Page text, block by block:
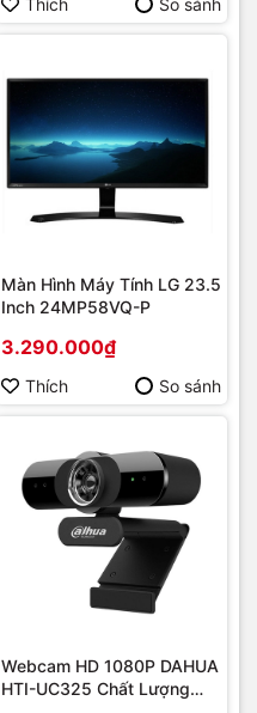
Thích So sánh
Màn Hình Máy Tính LG 23.5
Inch 24MP58VQ-P
3.290.000₫
Thích So sánh
Webcam HD 1080P DAHUA
HTI-UC325 Chất Lượng